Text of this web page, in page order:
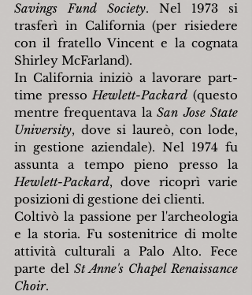
Savings Fund Society. Nel 1973 si
trasferì in California (per risiedere
con il fratello Vincent e la cognata
Shirley McFarland).
In California iniziò a lavorare part-
time presso Hewlett-Packard (questo
mentre frequentava la San Jose State
University, dove si laureò, con lode,
in gestione aziendale). Nel 1974 fu
assunta a tempo pieno presso la
Hewlett-Packard, dove ricoprì varie
posizioni di gestione dei clienti.
Coltivò la passione per l'archeologia
e la storia. Fu sostenitrice di molte
attività culturali a Palo Alto. Fece
parte del St Anne's Chapel Renaissance
Choir.